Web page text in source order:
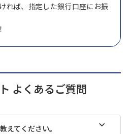
れば、指定した銀行口座にお振
よくあるご質問
えてください。